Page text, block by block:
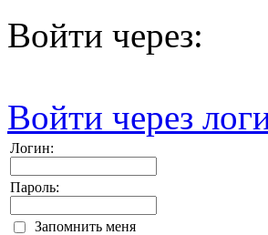
Войти через:
Войти через
Логин:
Пароль:
Запомнить меня